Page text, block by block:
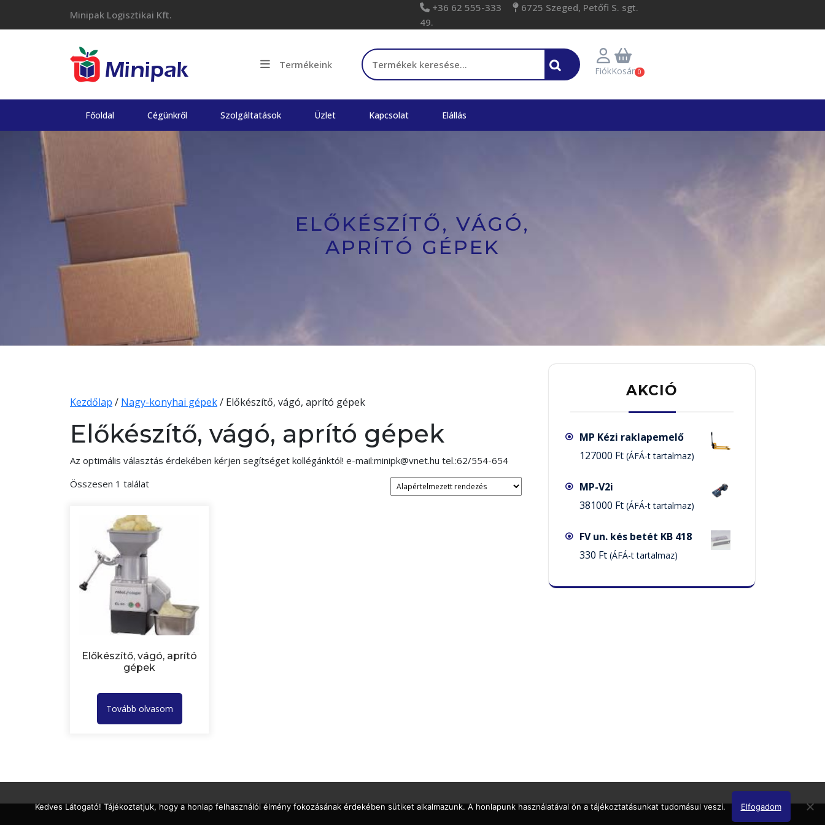
Minipak Logisztikai Kft.
+36 62 555-333
6725 Szeged, Petőfi S. sgt.
49.
Termékeink
Keresés a következőre:
FiókKosár 0
Főoldal Cégünkről Szolgáltatások Üzlet Kapcsolat Elállás
ELŐKÉSZÍTŐ, VÁGÓ,
APRÍTÓ GÉPEK
Kezdőlap / Nagy-konyhai gépek/ Előkészítő, vágó, aprító gépek
Előkészítő, vágó, aprító gépek
Az optimális választás érdekében kérjen segítséget kollégánktól! e-mail:minipk@vnet.hu tel.:62/554-654
Összesen 1 találat
Előkészítő, vágó, aprító
gépek
Tovább olvasom
AKCIÓ
MP Kézi raklapemelő
127000 Ft (ÁFÁ-t tartalmaz)
MP-V2i
381000 Ft (ÁFÁ-t tartalmaz)
FV un. kés betét KB 418
330 Ft (ÁFÁ-t tartalmaz)
Kedves Látogató! Tájékoztatjuk, hogy a honlap felhasználói élmény fokozásának érdekében sütiket alkalmazunk. A honlapunk használatával ön a tájékoztatásunkat tudomásul veszi. Elfogadom